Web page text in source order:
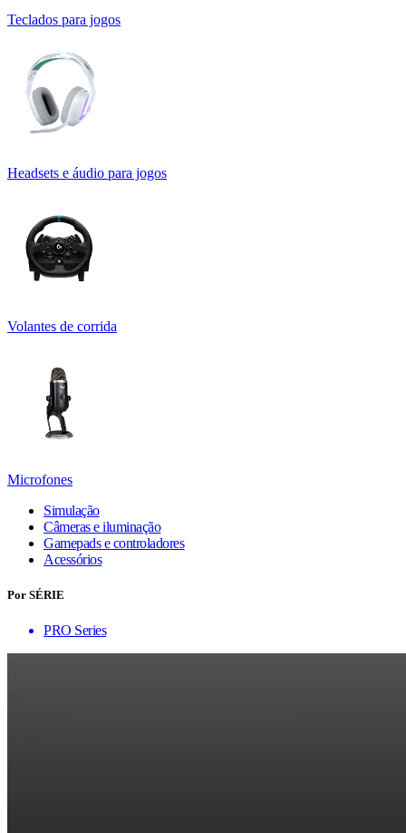
Teclados para jogos
Headsets e áudio para jogos
Volantes de corrida
Microfones
Simulação
Câmeras e iluminação
Gamepads e controladores
Acessórios
Por SÉRIE
PRO Series